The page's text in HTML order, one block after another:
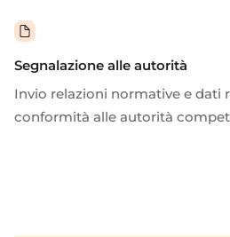
Segnalazione alle autorità
Invio relazioni normative e dati
conformità alle autorità